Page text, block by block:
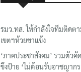
รมว.ทส. ให้กำลังใจทีมติดต
เขตฯห้วยขาแข้ง
‘ภาคประชาสังคม’ รวมตัวคั
ขึงป้าย ‘ไม่ต้อนรับอาชญากร